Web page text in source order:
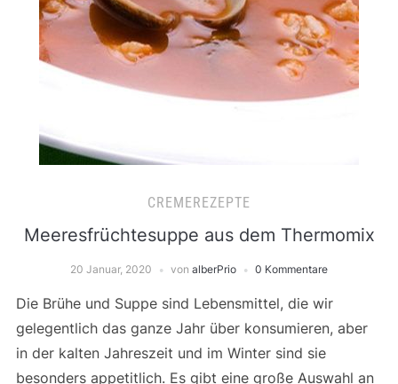
CREMEREZEPTE
Meeresfrüchtesuppe aus dem Thermomix
20 Januar, 2020 von alberPrio 0 Kommentare
Die Brühe und Suppe sind Lebensmittel, die wir
gelegentlich das ganze Jahr über konsumieren, aber
in der kalten Jahreszeit und im Winter sind sie
besonders appetitlich. Es gibt eine große Auswahl an